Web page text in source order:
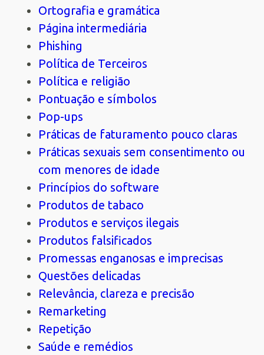
Ortografia e gramática
Página intermediária
Phishing
Política de Terceiros
Política e religião
Pontuação e símbolos
Pop-ups
Práticas de faturamento pouco claras
Práticas sexuais sem consentimento ou
com menores de idade
Princípios do software
Produtos de tabaco
Produtos e serviços ilegais
Produtos falsificados
Promessas enganosas e imprecisas
Questões delicadas
Relevância, clareza e precisão
Remarketing
Repetição
Saúde e remédios